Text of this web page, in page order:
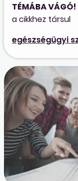
TÉMÁBA VÁGÓ!
a cikkhez társul
egészségügyi